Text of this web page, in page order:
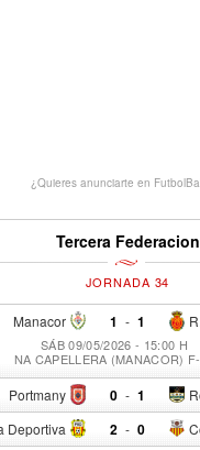
¿Quieres anunciarte en
Tercera Federacion
JORNADA 34
Manacor 1 - 1
SÁB 09/05/2026 - 15:00 H
NA CAPELLERA (MANACOR)
Portmany 0 - 1
Deportiva 2 - 0